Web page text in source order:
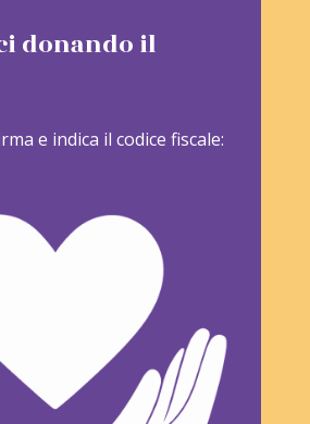
donando il
e indica il codice fiscale: